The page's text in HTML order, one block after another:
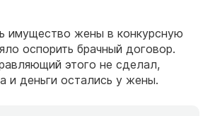
имущество жены в конкурсную
оспорить брачный договор.
этого не сделал,
и деньги остались у жены.